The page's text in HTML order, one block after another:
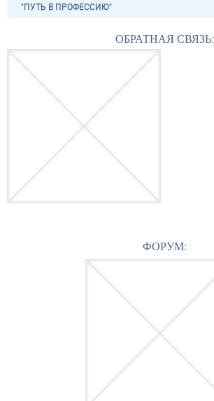
"ПУТЬ В ПРОФЕССИЮ"
ОБРАТНАЯ СВЯЗЬ:
ФОРУМ: